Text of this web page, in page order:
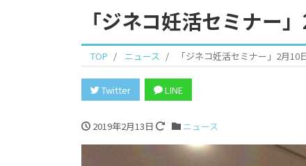
「ジネコ妊活セミナー
TOP ニュース 「ジネコ妊活セミナー」2月10
Twitter LINE
2019年2月13日 ニュース